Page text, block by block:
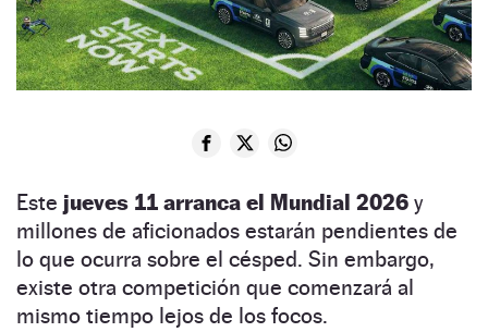
Este jueves 11 arranca el Mundial 2026 y
millones de aficionados estarán pendientes de
lo que ocurra sobre el césped. Sin embargo,
existe otra competición que comenzará al
mismo tiempo lejos de los focos.